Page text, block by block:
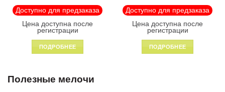
молнии1246
Доступно для предзаказа
Цена доступна после
регистрации
ПОДРОБНЕЕ
пластик на молнии 1215
Доступно для предзаказа
Цена доступна после
регистрации
ПОДРОБНЕЕ
Полезные мелочи